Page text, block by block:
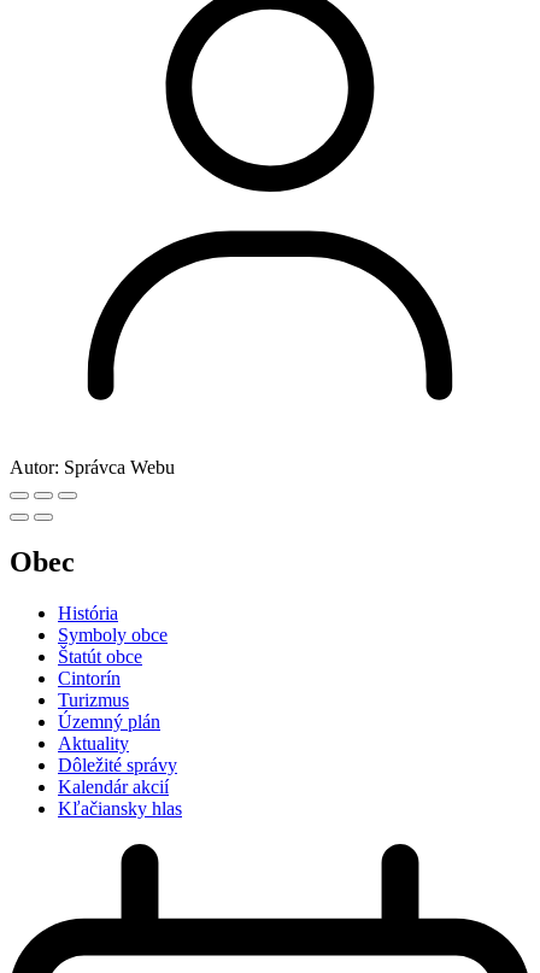
Autor: Správca Webu
Obec
História
Symboly obce
Štatút obce
Cintorín
Turizmus
Územný plán
Aktuality
Dôležité správy
Kalendár akcií
Kľačiansky hlas